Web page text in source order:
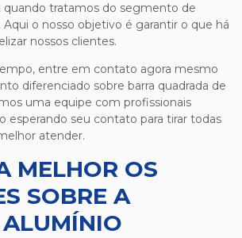
quando tratamos do segmento de
o nosso objetivo é garantir o que há
nossos clientes.
entre em contato agora mesmo
diferenciado sobre barra quadrada de
uma equipe com profissionais
esperando seu contato para tirar todas
atender.
MELHOR OS
SOBRE A